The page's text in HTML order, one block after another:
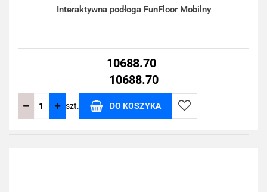
Interaktywna podłoga FunFloor Mobilny
10688.70
10688.70
szt. DO KOSZYKA
Do